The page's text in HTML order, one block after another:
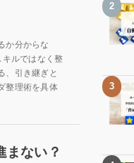
か分からな
ルではなく整
、引き継ぎと
整理術を具体
まない？